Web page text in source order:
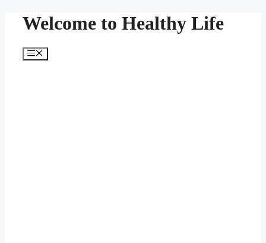
Welcome to Healthy Life
Menu